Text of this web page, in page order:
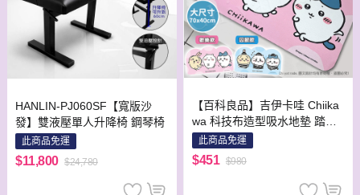
HANLIN-PJ060SF【寬版沙
發】雙液壓單人升降椅 鋼琴椅
此商品免運
$11,800 $24,780
【百科良品】吉伊卡哇 Chiika
wa 科技布造型吸水地墊 踏墊
浴室地墊 地墊70x40CM(正版
授權)-隨機色
此商品免運
$451 $980